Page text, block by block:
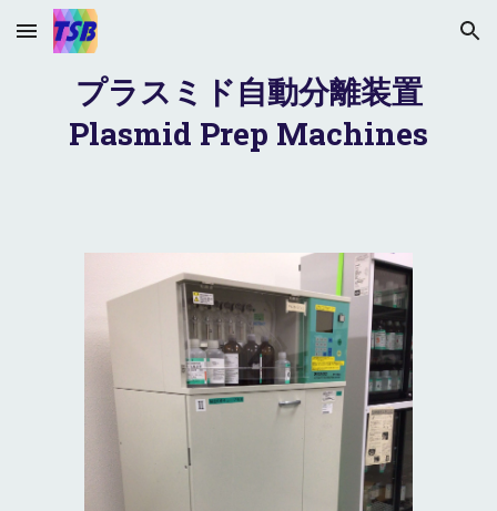
Skip to main content Skip to navigation
プラスミド自動分離装置
Plasmid Prep Machines